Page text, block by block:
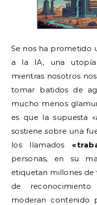
Se nos ha prometido
a la IA, una
mientras nosotros
tomar batidos de
mucho menos
es que la supuesta
sostiene sobre una
los llamados
personas, en su
etiquetan millones
de
moderan contenido